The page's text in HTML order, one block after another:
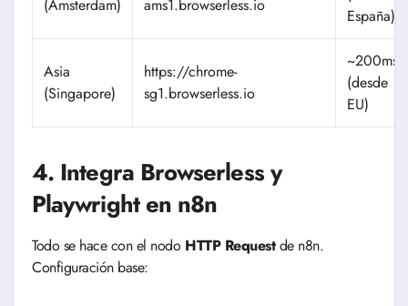
(Amsterdam) ams1.browserless.io
España)
Asia
(Singapore)
https://chrome-
sg1.browserless.io
~200ms
(desde
EU)
4. Integra Browserless y
Playwright en n8n
Todo se hace con el nodo HTTP Requestde n8n.
Configuración base: